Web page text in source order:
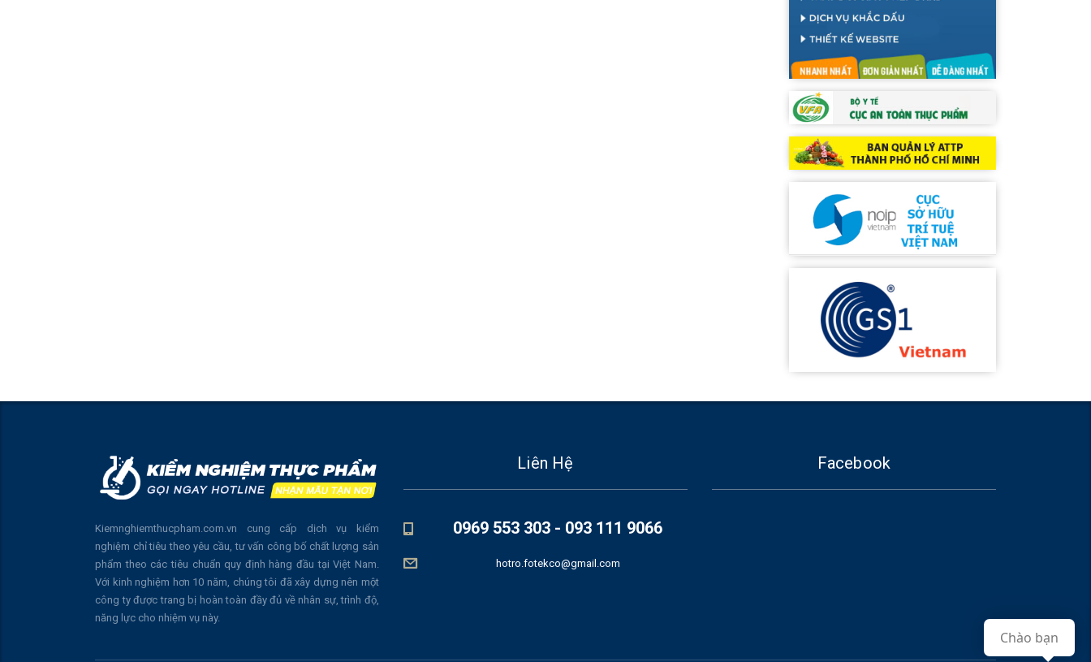
Kiemnghiemthucpham.com.vn cung cấp dịch vụ kiểm
nghiệm chỉ tiêu theo yêu cầu, tư vấn công bố chất lượng sản
phẩm theo các tiêu chuẩn quy định hàng đầu tại Việt Nam.
Với kinh nghiệm hơn 10 năm, chúng tôi đã xây dựng nên một
công ty được trang bị hoàn toàn đầy đủ về nhân sự, trình độ,
năng lực cho nhiệm vụ này.
Liên Hệ
0969 553 303 - 093 111 9066
hotro.fotekco@gmail.com
Facebook
Chào bạn